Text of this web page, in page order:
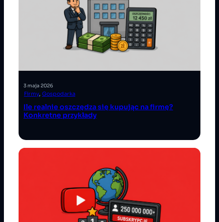
3 maja 2026
Firmy, Gospodarka
Ile realnie oszczędza się kupując na firmę?
Konkretne przykłady